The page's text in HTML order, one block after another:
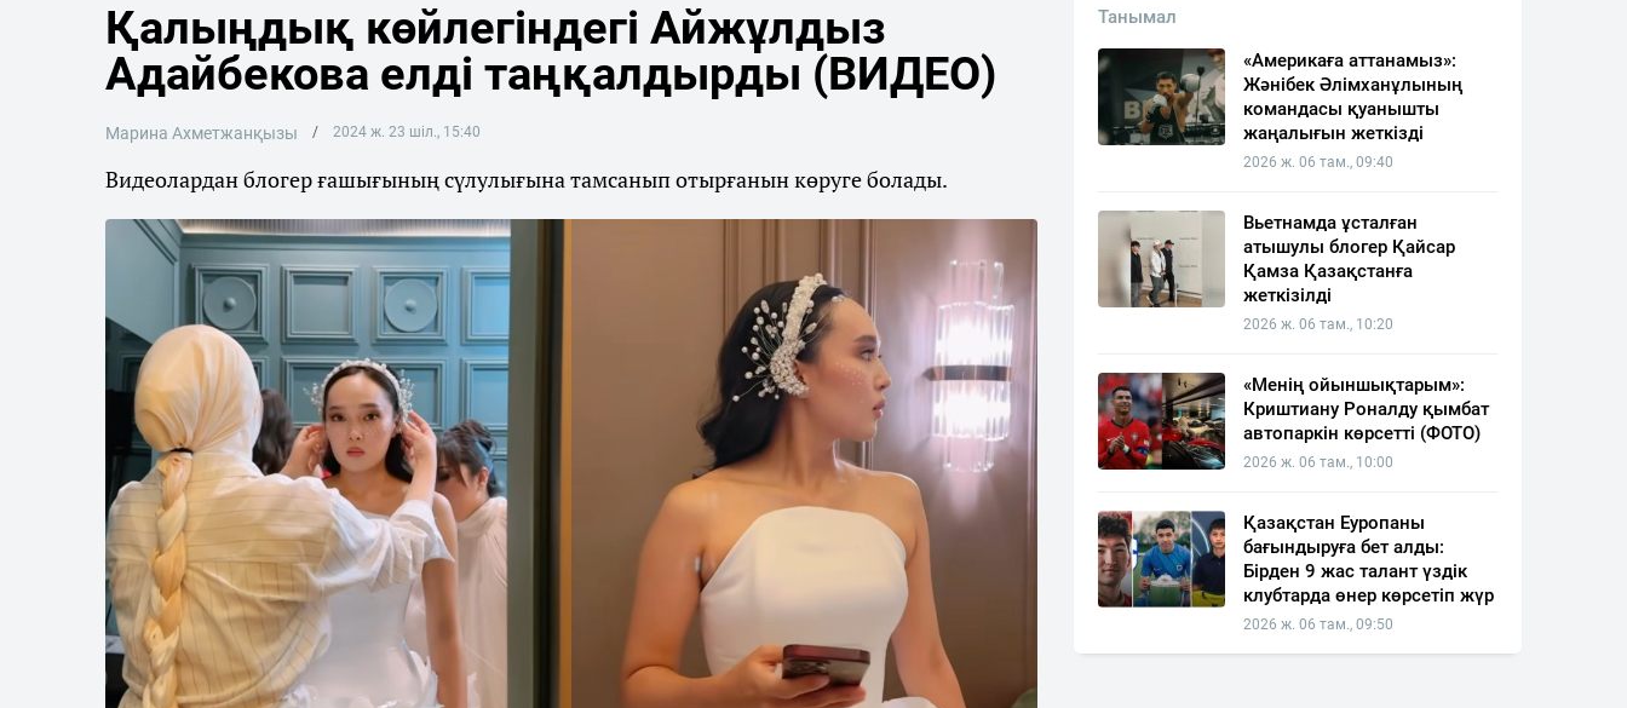
Қалыңдық көйлегіндегі Айжұлдыз
Адайбекова елді таңқалдырды (ВИДЕО)
Марина Ахметжанқызы 2024 ж. 23 шіл., 15:40
Видеолардан блогер ғашығының сүлулығына тамсанып отырғанын көруге болады.
Танымал
«Америкаға аттанамыз»:
Жәнібек Әлімханұлының
командасы қуанышты
жаңалығын жеткізді
2026 ж. 06 там., 09:40
Вьетнамда ұсталған
атышулы блогер Қайсар
Қамза Қазақстанға
жеткізілді
2026 ж. 06 там., 10:20
«Менің ойыншықтарым»:
Криштиану Роналду қымбат
автопаркін көрсетті (ФОТО)
2026 ж. 06 там., 10:00
Қазақстан Еуропаны
бағындыруға бет алды:
Бірден 9 жас талант үздік
клубтарда өнер көрсетіп жүр
2026 ж. 06 там., 09:50